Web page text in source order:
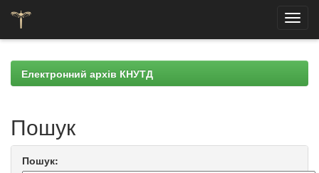
navigationЕлектронний архів КНУТД
Пошук
Пошук: